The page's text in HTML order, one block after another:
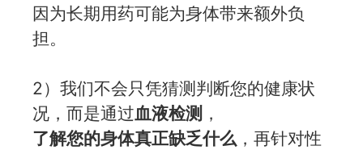
因为长期用药可能为身体带来额外负
担。
2）我们不会只凭猜测判断您的健康状
况，而是通过血液检测 ，
了解您的身体真正缺乏什么 ，再针对性